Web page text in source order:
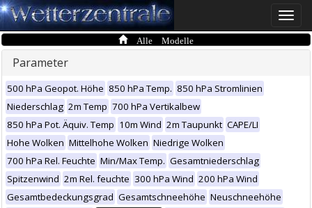
Toggle
Alle Modelle
Parameter
500 hPa Geopot. Höhe 850 hPa Temp. 850 hPa Stromlinien
Niederschlag 2m Temp 700 hPa Vertikalbew
850 hPa Pot. Äquiv. Temp 10m Wind 2m Taupunkt CAPE/LI
Hohe Wolken Mittelhohe Wolken Niedrige Wolken
700 hPa Rel. Feuchte Min/Max Temp. Gesamtniederschlag
Spitzenwind 2m Rel. feuchte 300 hPa Wind 200 hPa Wind
Gesamtbedeckungsgrad Gesamtschneehöhe Neuschneehöhe